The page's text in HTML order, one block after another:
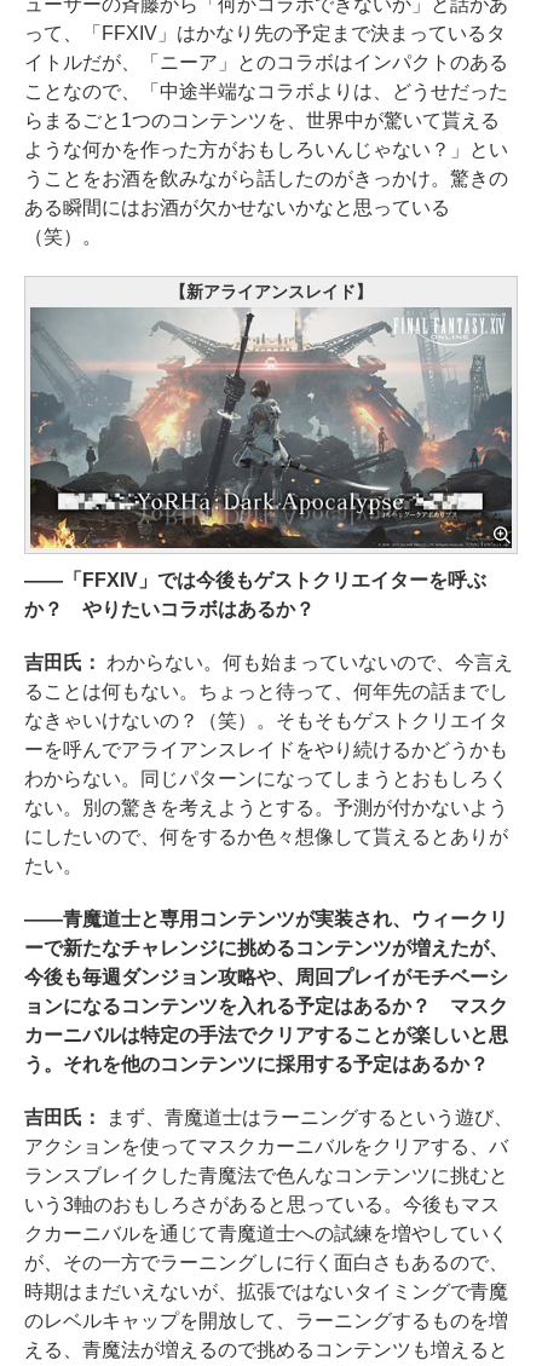
ューサーの斉藤から「何かコラボできないか」と話があ
って、「FFXIV」はかなり先の予定まで決まっているタ
イトルだが、「ニーア」とのコラボはインパクトのある
ことなので、「中途半端なコラボよりは、どうせだった
らまるごと1つのコンテンツを、世界中が驚いて貰える
ような何かを作った方がおもしろいんじゃない？」とい
うことをお酒を飲みながら話したのがきっかけ。驚きの
ある瞬間にはお酒が欠かせないかなと思っている
（笑）。
【新アライアンスレイド】
――「FFXIV」では今後もゲストクリエイターを呼ぶ
か？ やりたいコラボはあるか？
吉田氏： わからない。何も始まっていないので、今言え
ることは何もない。ちょっと待って、何年先の話までし
なきゃいけないの？（笑）。そもそもゲストクリエイタ
ーを呼んでアライアンスレイドをやり続けるかどうかも
わからない。同じパターンになってしまうとおもしろく
ない。別の驚きを考えようとする。予測が付かないよう
にしたいので、何をするか色々想像して貰えるとありが
たい。
――青魔道士と専用コンテンツが実装され、ウィークリ
ーで新たなチャレンジに挑めるコンテンツが増えたが、
今後も毎週ダンジョン攻略や、周回プレイがモチベーシ
ョンになるコンテンツを入れる予定はあるか？ マスク
カーニバルは特定の手法でクリアすることが楽しいと思
う。それを他のコンテンツに採用する予定はあるか？
吉田氏：
まず、青魔道士はラーニングするという遊び、
アクションを使ってマスクカーニバルをクリアする、バ
ランスブレイクした青魔法で色んなコンテンツに挑むと
いう3軸のおもしろさがあると思っている。今後もマス
クカーニバルを通じて青魔道士への試練を増やしていく
が、その一方でラーニングしに行く面白さもあるので、
時期はまだいえないが、拡張ではないタイミングで青魔
のレベルキャップを開放して、ラーニングするものを増
える、青魔法が増えるので挑めるコンテンツも増えると